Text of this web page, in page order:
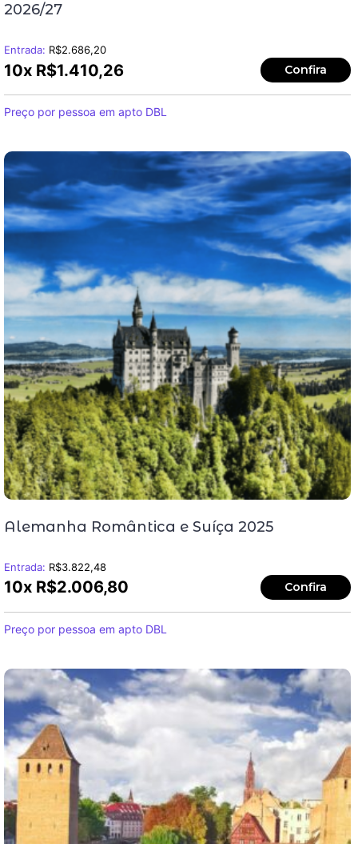
2026/27
Entrada: R$2.686,20
10x R$1.410,26 Confira
Preço por pessoa em apto DBL
Alemanha Romântica e Suíça 2025
Entrada: R$3.822,48
10x R$2.006,80 Confira
Preço por pessoa em apto DBL